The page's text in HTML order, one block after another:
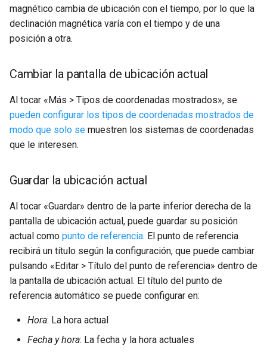
magnético cambia de ubicación con el tiempo, por lo que la
declinación magnética varía con el tiempo y de una
posición a otra.
Cambiar la pantalla de ubicación actual
Al tocar «Más > Tipos de coordenadas mostrados», se
pueden configurar los tipos de coordenadas mostrados de
modo que solo se muestren los sistemas de coordenadas
que le interesen.
Guardar la ubicación actual
Al tocar «Guardar» dentro de la parte inferior derecha de la
pantalla de ubicación actual, puede guardar su posición
actual como punto de referencia. El punto de referencia
recibirá un título según la configuración, que puede cambiar
pulsando «Editar > Título del punto de referencia» dentro de
la pantalla de ubicación actual. El título del punto de
referencia automático se puede configurar en:
Hora: La hora actual
Fecha y hora: La fecha y la hora actuales